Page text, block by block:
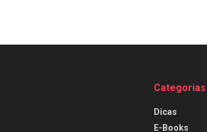
Categorias
Dicas
E-Books